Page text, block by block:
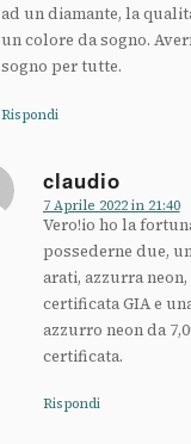
ad un diamante, la
un colore da sogno.
sogno per tutte.
Rispondi
claudio
dice:
7 Aprile 2022 in 21:40
Vero!io ho la
possederne due,
arati, azzurra
certificata GIA e
azzurro neon da
certificata.
Rispondi